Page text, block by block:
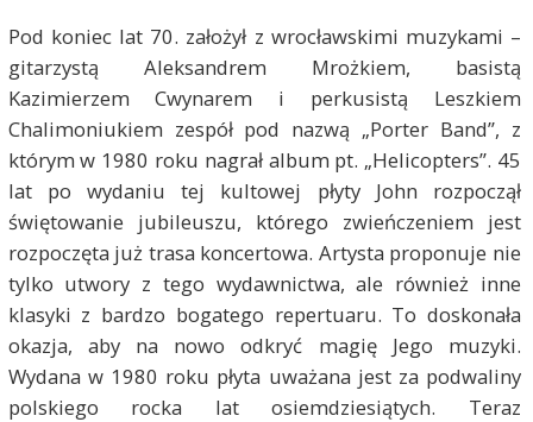
Pod koniec lat 70. założył z wrocławskimi muzykami –
gitarzystą Aleksandrem Mrożkiem, basistą
Kazimierzem Cwynarem i perkusistą Leszkiem
Chalimoniukiem zespół pod nazwą „Porter Band”, z
którym w 1980 roku nagrał album pt. „Helicopters”. 45
lat po wydaniu tej kultowej płyty John rozpoczął
świętowanie jubileuszu, którego zwieńczeniem jest
rozpoczęta już trasa koncertowa. Artysta proponuje nie
tylko utwory z tego wydawnictwa, ale również inne
klasyki z bardzo bogatego repertuaru. To doskonała
okazja, aby na nowo odkryć magię Jego muzyki.
Wydana w 1980 roku płyta uważana jest za podwaliny
polskiego rocka lat osiemdziesiątych. Teraz